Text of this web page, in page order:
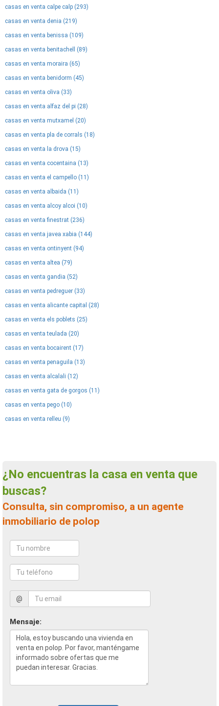
casas en venta calpe calp (293)
casas en venta denia (219)
casas en venta benissa (109)
casas en venta benitachell (89)
casas en venta moraira (65)
casas en venta benidorm (45)
casas en venta oliva (33)
casas en venta alfaz del pi (28)
casas en venta mutxamel (20)
casas en venta pla de corrals (18)
casas en venta la drova (15)
casas en venta cocentaina (13)
casas en venta el campello (11)
casas en venta albaida (11)
casas en venta alcoy alcoi (10)
casas en venta finestrat (236)
casas en venta javea xabia (144)
casas en venta ontinyent (94)
casas en venta altea (79)
casas en venta gandia (52)
casas en venta pedreguer (33)
casas en venta alicante capital (28)
casas en venta els poblets (25)
casas en venta teulada (20)
casas en venta bocairent (17)
casas en venta penaguila (13)
casas en venta alcalali (12)
casas en venta gata de gorgos (11)
casas en venta pego (10)
casas en venta relleu (9)
¿No encuentras la casa en venta que
buscas?
Consulta, sin compromiso, a un agente
inmobiliario de polop
@
Mensaje: